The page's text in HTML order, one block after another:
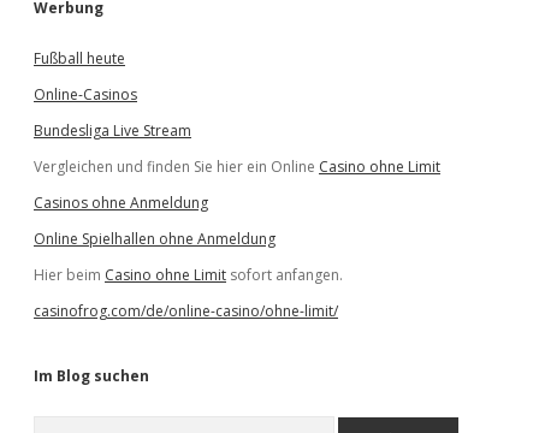
Werbung
Fußball heute
Online-Casinos
Bundesliga Live Stream
Vergleichen und finden Sie hier ein Online Casino ohne Limit
Casinos ohne Anmeldung
Online Spielhallen ohne Anmeldung
Hier beim Casino ohne Limit sofort anfangen.
casinofrog.com/de/online-casino/ohne-limit/
Im Blog suchen